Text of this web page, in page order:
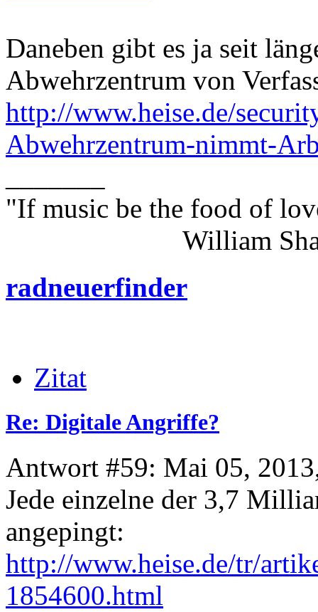
Daneben gibt es ja seit
Abwehrzentrum von
http://www.heise.de/
Abwehrzentrum-nimmt-
"If music be the food of
William
radneuerfinder
Zitat
Re: Digitale Angriffe?
Antwort #59: Mai 05,
Jede einzelne der 3,7
angepingt:
http://www.heise.de/tr/
1854600.html